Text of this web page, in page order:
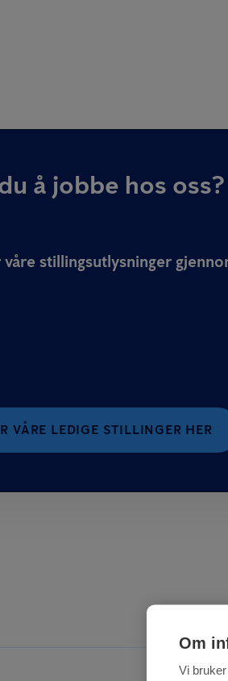
å jobbe hos oss?
stillingsutlysninger
VÅRE LEDIGE STILLINGER HER
Om
Vi